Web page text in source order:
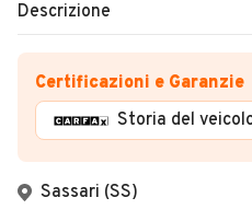
Descrizione
Certificazioni e Garanzie
Storia del
Sassari (SS)